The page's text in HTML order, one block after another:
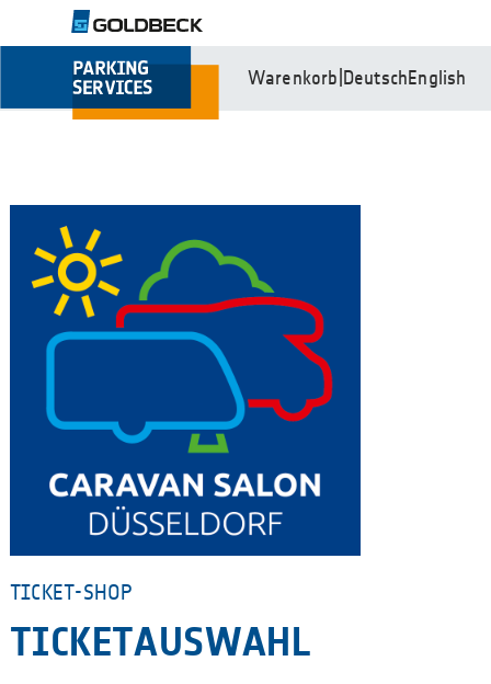
Warenkorb DeutschEnglish
TICKET-SHOP
TICKETAUSWAHL